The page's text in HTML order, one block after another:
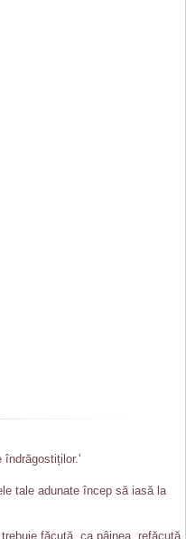
îndrăgostiților.'
tale adunate încep să iasă la
făcută, ca pâinea, refăcută